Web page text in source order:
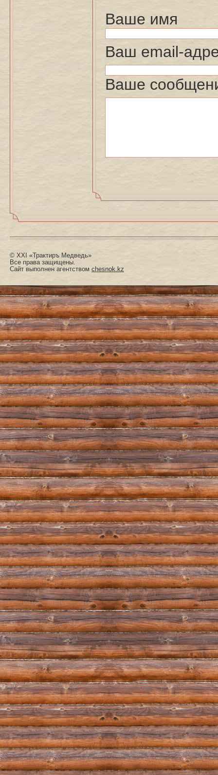
Ваше имя
Ваш email-
Ваше
© XXI «Трактиръ Медведь»
Все права защищены.
Сайт выполнен агентством chesnok.kz